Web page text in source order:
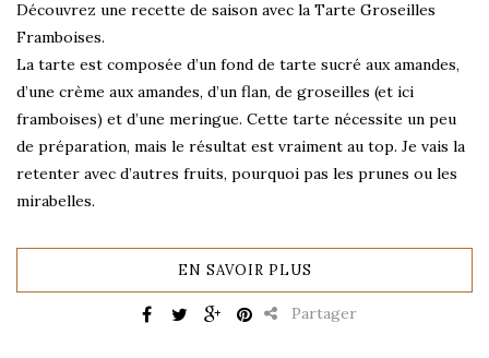
Découvrez une recette de saison avec la Tarte Groseilles
Framboises.
La tarte est composée d’un fond de tarte sucré aux amandes,
d’une crème aux amandes, d’un flan, de groseilles (et ici
framboises) et d’une meringue. Cette tarte nécessite un peu
de préparation, mais le résultat est vraiment au top. Je vais la
retenter avec d’autres fruits, pourquoi pas les prunes ou les
mirabelles.
EN SAVOIR PLUS
Partager